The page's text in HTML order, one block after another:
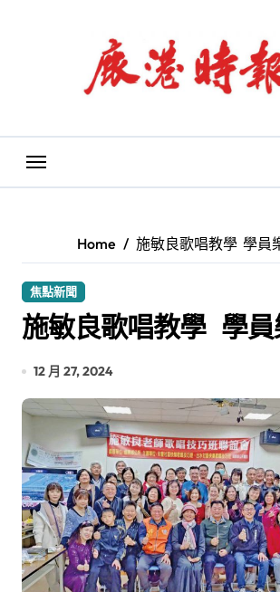
Home 施敏良歌唱教學 學員
焦點新聞
施敏良歌唱教學 學
12 月 27, 2024